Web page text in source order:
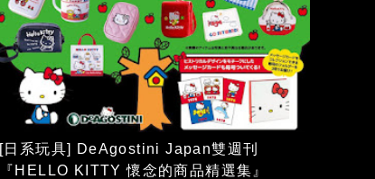
[日系玩具] DeAgostini Japan雙週刊
『HELLO KITTY 懷念的商品精選集』